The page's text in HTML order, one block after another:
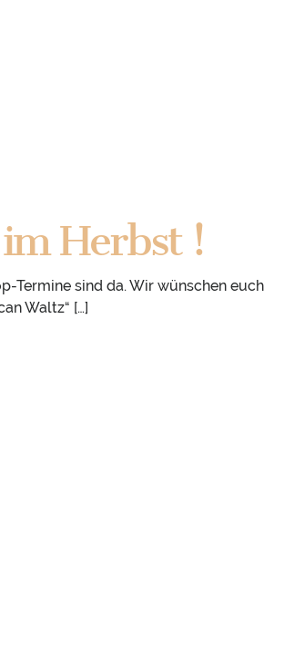
Herbst !
Termine sind da. Wir wünschen euch
Waltz“ […]